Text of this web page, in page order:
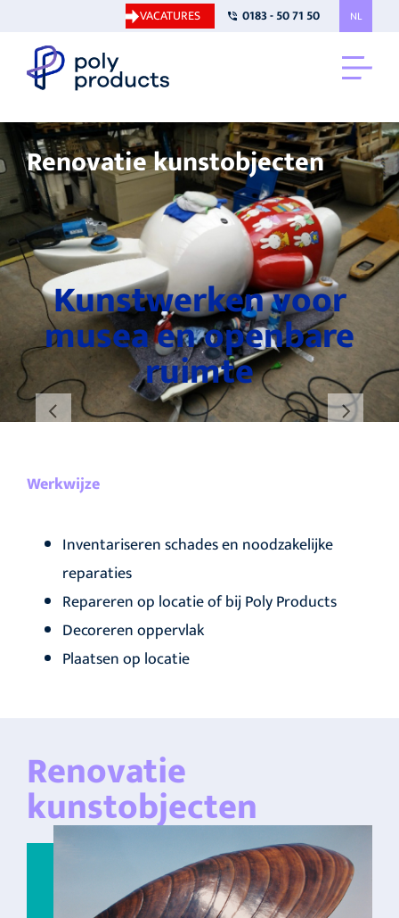
VACATURES 0183 - 50 71 50 NL
Renovatie kunstobjecten
Kunstwerken voor
musea en openbare
ruimte
Werkwijze
Inventariseren schades en noodzakelijke
reparaties
Repareren op locatie of bij Poly Products
Decoreren oppervlak
Plaatsen op locatie
Renovatie
kunstobjecten